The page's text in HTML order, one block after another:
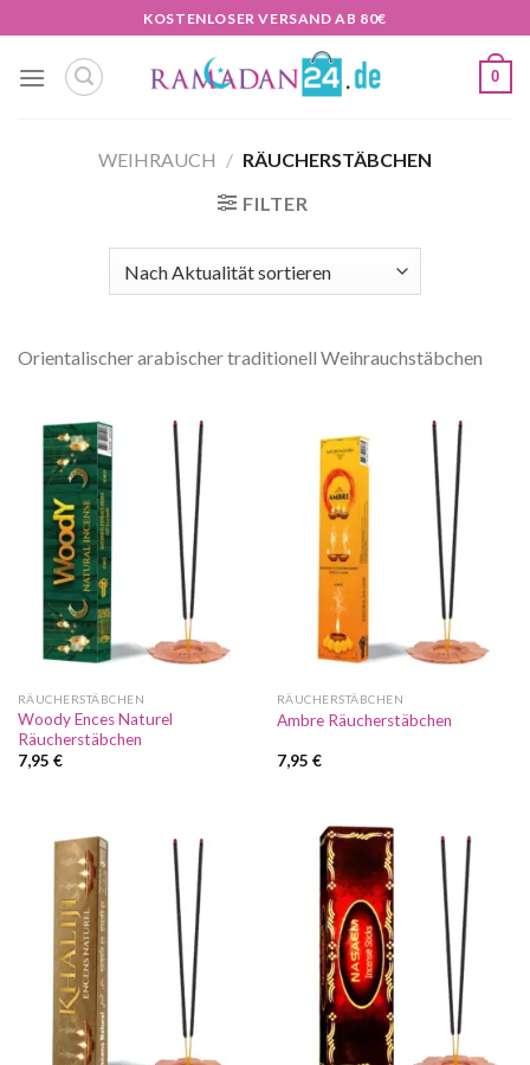
Inhalt
springen
KOSTENLOSER VERSAND AB 80€
0
WEIHRAUCH / RÄUCHERSTÄBCHEN
FILTER
Orientalischer arabischer traditionell Weihrauchstäbchen
RÄUCHERSTÄBCHEN
Woody Ences Naturel
Räucherstäbchen
7,95 €
RÄUCHERSTÄBCHEN
Ambre Räucherstäbchen
7,95 €